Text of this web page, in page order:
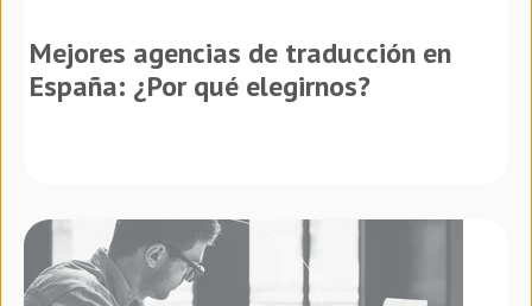
Mejores agencias de traducción en
España: ¿Por qué elegirnos?